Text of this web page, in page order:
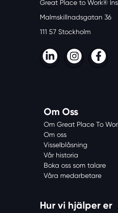
Great Place to Work®
Malmskillnadsgatan 36
111 57 Stockholm
Om Oss
Om Great Place To
Om oss
Visselblåsning
Vår historia
Boka oss som talare
Våra medarbetare
Hur vi hjälper er